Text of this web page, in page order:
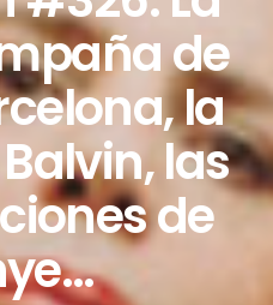
de
la
las
de